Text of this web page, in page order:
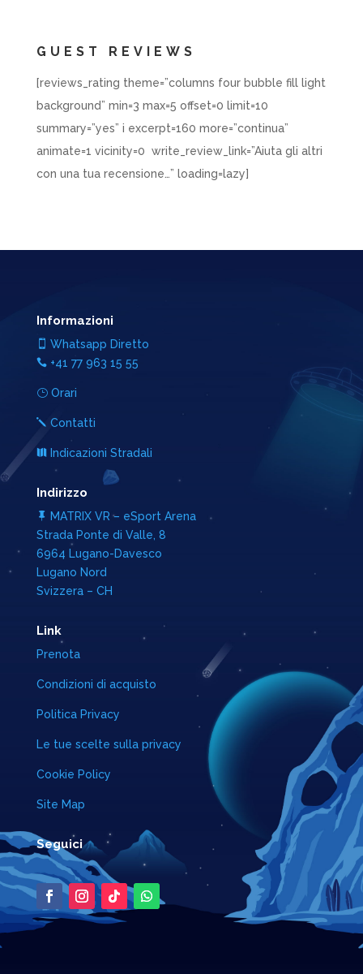
GUEST REVIEWS
[reviews_rating theme=”columns four bubble fill light
background” min=3 max=5 offset=0 limit=10
summary=”yes” i excerpt=160 more=”continua”
animate=1 vicinity=0 write_review_link=”Aiuta gli altri
con una tua recensione…” loading=lazy]
Informazioni
Whatsapp Diretto
+41 77 963 15 55
}Orari
j Contatti
Indicazioni Stradali
Indirizzo

MATRIX VR – eSport Arena
Strada Ponte di Valle, 8
6964 Lugano-Davesco
Lugano Nord
Svizzera – CH
Link
Prenota
Condizioni di acquisto
Politica Privacy
Le tue scelte sulla privacy
Cookie Policy
Site Map
Seguici